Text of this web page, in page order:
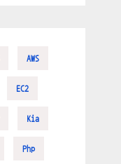
AWS
EC2
Kia
Php